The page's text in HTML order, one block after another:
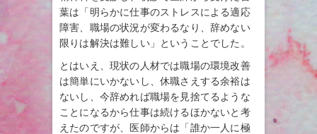
葉は「明らかに仕事のストレスによる適応
障害、職場の状況が変わるなり、辞めない
限りは解決は難しい」ということでした。
とはいえ、現状の人材では職場の環境改善
は簡単にいかないし、休職さえする余裕は
ないし、今辞めれば職場を見捨てるような
ことになるから仕事は続けるほかないと考
えたのですが、医師からは「誰か一人に極